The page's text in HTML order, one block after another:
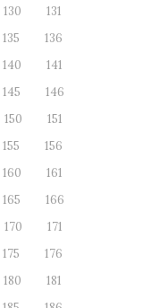
130
131
135
136
140
141
145
146
150
151
155
156
160
161
165
166
170
171
175
176
180
181